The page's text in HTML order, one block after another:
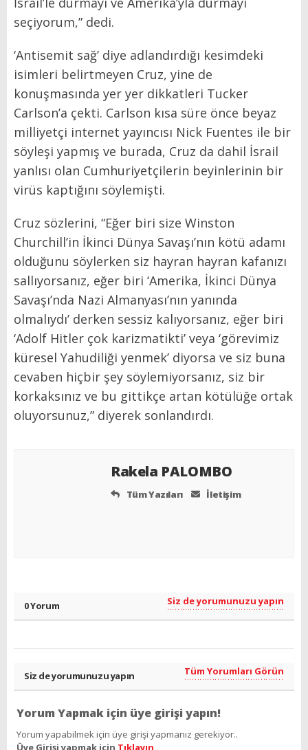
seçiyorum,” dedi.
‘Antisemit sağ’ diye adlandırdığı kesimdeki
isimleri belirtmeyen Cruz, yine de
konuşmasında yer yer dikkatleri Tucker
Carlson’a çekti. Carlson kısa süre önce beyaz
milliyetçi internet yayıncısı Nick Fuentes ile bir
söyleşi yapmış ve burada, Cruz da dahil İsrail
yanlısı olan Cumhuriyetçilerin beyinlerinin bir
virüs kaptığını söylemişti.
Cruz sözlerini, “Eğer biri size Winston
Churchill’in İkinci Dünya Savaşı’nın kötü adamı
olduğunu söylerken siz hayran hayran kafanızı
sallıyorsanız, eğer biri ‘Amerika, İkinci Dünya
Savaşı’nda Nazi Almanyası’nın yanında
olmalıydı’ derken sessiz kalıyorsanız, eğer biri
‘Adolf Hitler çok karizmatikti’ veya ‘görevimiz
küresel Yahudiliği yenmek’ diyorsa ve siz buna
cevaben hiçbir şey söylemiyorsanız, siz bir
korkaksınız ve bu gittikçe artan kötülüğe ortak
oluyorsunuz,” diyerek sonlandırdı.
Rakela PALOMBO
Tüm Yazıları İletişim
0 Yorum Siz de yorumunuzu yapın
Siz de yorumunuzu yapın Tüm Yorumları Görün
Yorum Yapmak için üye girişi yapın!
Yorum yapabilmek için üye girişi yapmanız gerekiyor..